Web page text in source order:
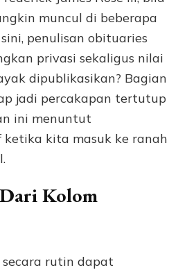
muncul di beberapa
penulisan obituaries
privasi sekaligus nilai
dipublikasikan? Bagian
jadi percakapan tertutup
ini menuntut
kita masuk ke ranah
Kolom
rutin dapat